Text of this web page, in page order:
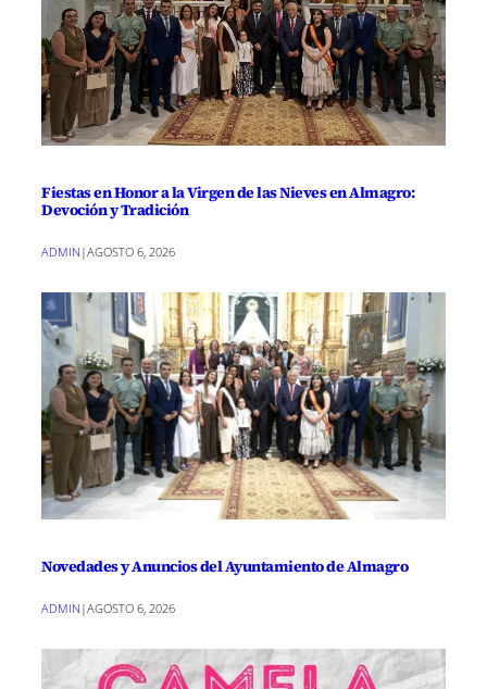
Fiestas en Honor a la Virgen de las Nieves en Almagro:
Devoción y Tradición
ADMIN |AGOSTO 6, 2026
Novedades y Anuncios del Ayuntamiento de Almagro
ADMIN |AGOSTO 6, 2026